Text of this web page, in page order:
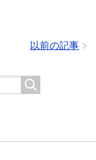
以前の記事